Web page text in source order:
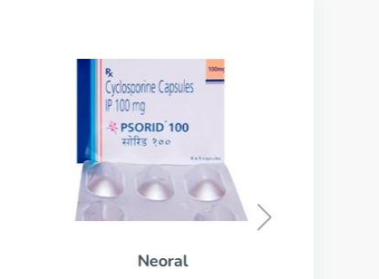
Neoral